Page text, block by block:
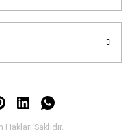
Saklıdır.